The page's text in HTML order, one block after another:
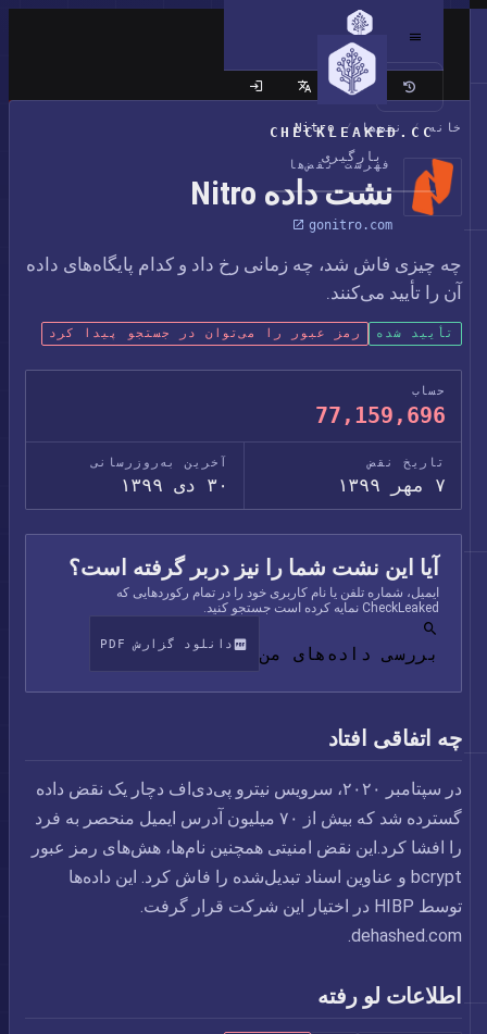
CHECKLEAKED.CC
بارگیری
سایت کلاسیک
خانه / نقض‌ها /
Nitro
فهرست نقض‌ها
نشت داده Nitro
gonitro.com
چه چیزی فاش شد، چه زمانی رخ داد و کدام پایگاه‌های داده
آن را تأیید می‌کنند.
تأیید شده رمز عبور را می‌توان در جستجو پیدا کرد
حساب
77,159,696
تاریخ نقض آخرین به‌روزرسانی
۳۰ دی ۱۳۹۹
آیا این نشت شما را نیز دربر گرفته است؟
ایمیل، شماره تلفن یا نام کاربری خود را در تمام رکوردهایی که
CheckLeaked نمایه کرده است جستجو کنید.
بررسی داده‌های من دانلود گزارش PDF
چه اتفاقی افتاد
در سپتامبر ۲۰۲۰، سرویس نیترو پی‌دی‌اف دچار یک نقض داده
گسترده شد که بیش از ۷۰ میلیون آدرس ایمیل منحصر به فرد
را افشا کرد.این نقض امنیتی همچنین نام‌ها، هش‌های رمز عبور
bcrypt و عناوین اسناد تبدیل‌شده را فاش کرد. این داده‌ها
توسط HIBP در اختیار این شرکت قرار گرفت.
dehashed.com.
اطلاعات لو رفته